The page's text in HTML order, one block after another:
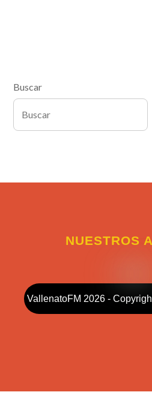
Buscar
NUESTROS
VallenatoFM 2026 -